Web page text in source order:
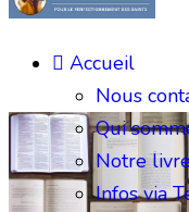
Accueil
Nous
Qui
Notre
Infos via